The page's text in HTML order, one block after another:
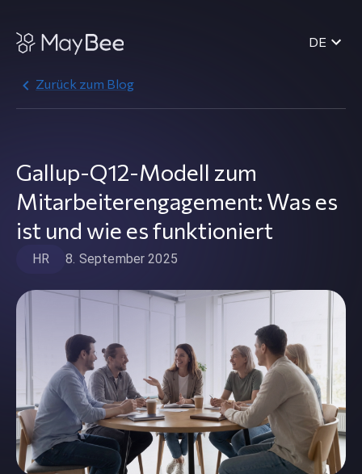
DE
Zurück zum Blog
Gallup-Q12-Modell zum
Mitarbeiterengagement: Was es
ist und wie es funktioniert
HR 8. September 2025